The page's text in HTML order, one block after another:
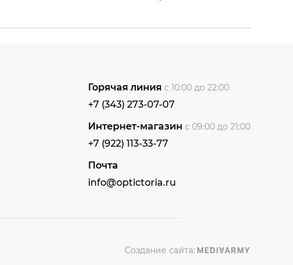
Горячая линия с 10:00 до 22:00
+7 (343) 273-07-07
Интернет-магазин с 09:00 до 21:00
+7 (922) 113-33-77
Почта
info@optictoria.ru
Создание сайта: